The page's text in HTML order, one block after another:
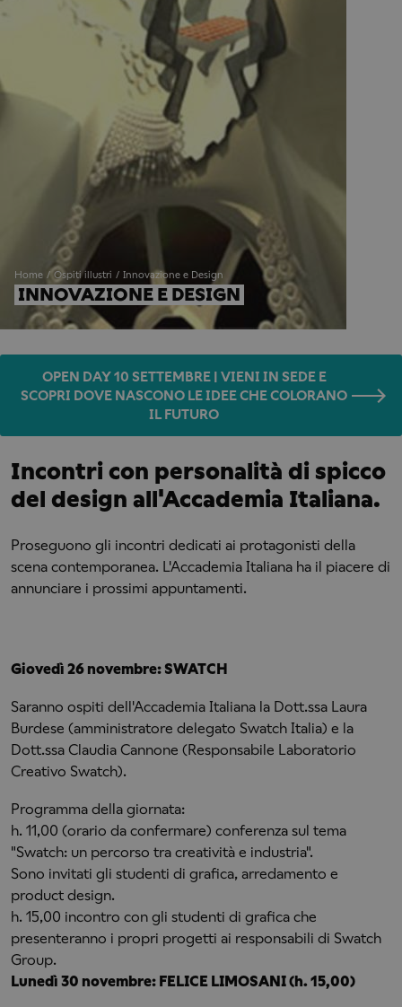
Home Ospiti illustri Innovazione e Design
INNOVAZIONE E DESIGN
OPEN DAY 10 SETTEMBRE | VIENI IN SEDE E
SCOPRI DOVE NASCONO LE IDEE CHE COLORANO
IL FUTURO
Incontri con personalità di spicco
del design all'Accademia Italiana.
Proseguono gli incontri dedicati ai protagonisti della
scena contemporanea. L'Accademia Italiana ha il piacere di
annunciare i prossimi appuntamenti.
Giovedì 26 novembre: SWATCH
Saranno ospiti dell'Accademia Italiana la Dott.ssa Laura
Burdese (amministratore delegato Swatch Italia) e la
Dott.ssa Claudia Cannone (Responsabile Laboratorio
Creativo Swatch).
Programma della giornata:
h. 11,00 (orario da confermare) conferenza sul tema
"Swatch: un percorso tra creatività e industria".
Sono invitati gli studenti di grafica, arredamento e
product design.
h. 15,00 incontro con gli studenti di grafica che
presenteranno i propri progetti ai responsabili di Swatch
Group.
Lunedì 30 novembre: FELICE LIMOSANI (h. 15,00)